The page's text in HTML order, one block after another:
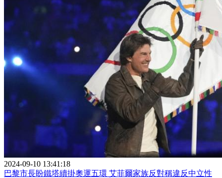
2024-09-10 13:41:18
巴黎市長盼鐵塔續掛奧運五環 艾菲爾家族反對稱違反中立性